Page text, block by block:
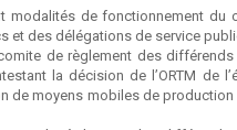
modalités de fonctionnement du
et des délégations de service
de règlement des
la décision de l’ORTM de
de moyens mobiles de